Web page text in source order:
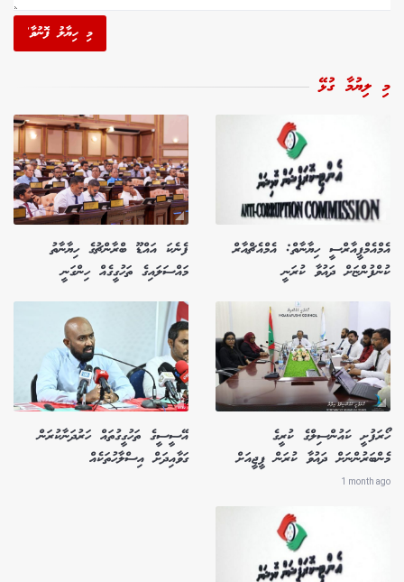
މި ހިޔާލު ފޮނުވާ'
މި ލިޔުމާ ގުޅޭ
އެމްއެމްޕީއާރްސީ ހިޔާނާތް: އެމްއެޗްއާރް
ކުންފުންޏަށް ދައުވާ ކުރަނީ
ފެނެކަ އައްޑޫ ބްރާންޗުގެ ހިޔާނާތު
މައްސަލައިގެ ތަހުގީގެއް ހިންގަނީ
ހޯރަފުށީ ކައުންސިލްގެ ކުރީގެ
މެންބަރުންނަށް ދައުވާ ކުރަން ޕީޖީއަށް
1 month ago
އޭސީސީގެ ތަހުގީގުތައް ހަރުދަނާކުރަން
ގަވާއިދަށް އިސްލާހުތަކެއް